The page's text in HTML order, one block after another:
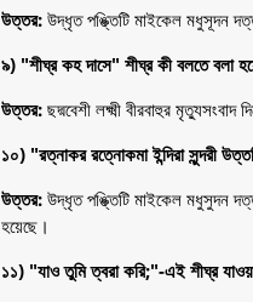
উত্তর: উদ্ধৃত পঙ্ক্তিটি মাইকেল মধুসূদন
৯) "শীঘ্র কহ দাসে" শীঘ্র কী বলতে বলা
উত্তর: ছদ্মবেশী লক্ষ্মী বীরবাহুর
১০) "রত্নাকর রত্নোকমা ইন্দিরা সুন্দরী
উত্তর: উদ্ধৃত পঙ্ক্তিটি মাইকেল মধুসুদন
হয়েছে।
১১) "যাও তুমি ত্বরা করি;"-এই শীঘ্র